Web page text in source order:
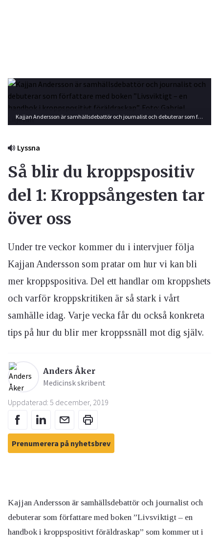
Kajjan Andersson är samhällsdebattör och journalist och debuterar som författare med boken ”Livsviktigt – en handbok i kroppspositivt föräldraskap”. Foto: Gabriel Liljevall
Lyssna
Så blir du kroppspositiv
del 1: Kroppsångesten tar
över oss
Under tre veckor kommer du i intervjuer följa
Kajjan Andersson som pratar om hur vi kan bli
mer kroppspositiva. Del ett handlar om kroppshets
och varför kroppskritiken är så stark i vårt
samhälle idag. Varje vecka får du också konkreta
tips på hur du blir mer kroppssnäll mot dig själv.
Anders Åker
Medicinsk skribent
Uppdaterad: 5 december, 2019
Prenumerera på nyhetsbrev
Kajjan Andersson är samhällsdebattör och journalist och
debuterar som författare med boken ”Livsviktigt – en
handbok i kroppspositivt föräldraskap” som kommer ut i